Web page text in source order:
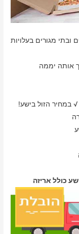
ובתי מגורים בעלויות
אותה יממה
במחיר הזול בישע!
כולל אריזה